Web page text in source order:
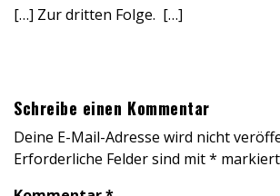
[…] Zur dritten Folge. […]
Schreibe einen Kommentar
Deine E-Mail-Adresse wird nicht
Erforderliche Felder sind mit* markiert